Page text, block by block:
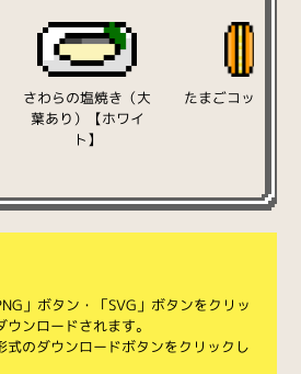
さわらの塩焼き（大
葉あり）【ホワイ
ト】
たまごコッペパン
」ボタン・「SVG」ボタンをクリッ
ンロードされます。
式のダウンロードボタンをクリックし